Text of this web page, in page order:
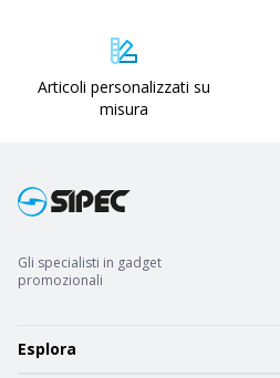
Articoli personalizzati su
misura
Gli specialisti in gadget
promozionali
Esplora